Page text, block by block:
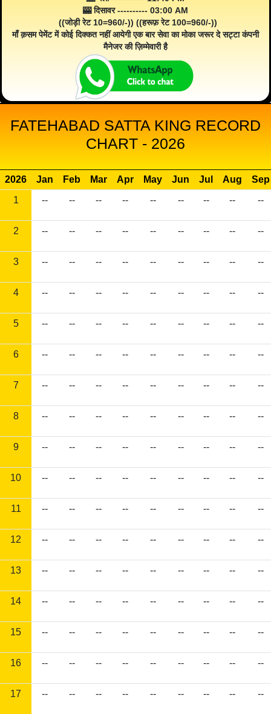
🎰 दिसावर ---------- 03:00 AM
((जोड़ी रेट 10=960/-)) ((हरूफ़ रेट 100=960/-))
माँ क़सम पेमेंट में कोई दिक्कत नहीं आयेगी एक बार सेवा का मोका जरूर दे सट्टा कंपनी
मैनेजर की ज़िम्मेवारी है
FATEHABAD SATTA KING RECORD
CHART - 2026
2026 Jan Feb Mar Apr May Jun Jul Aug
Sep
1
-- -- -- -- -- -- -- -- --
2 -- -- -- -- -- -- -- -- --
3 -- -- -- -- -- -- -- -- --
4 -- -- -- -- -- -- -- -- --
5 -- -- -- -- -- -- -- -- --
6 -- -- -- -- -- -- -- -- --
7 -- -- -- -- -- -- -- -- --
8 -- -- -- -- -- -- -- -- --
9 -- -- -- -- -- -- -- -- --
10 -- -- -- -- -- -- -- -- --
11 -- -- -- -- -- -- -- -- --
12 -- -- -- -- -- -- -- -- --
13 -- -- -- -- -- -- -- -- --
14 -- -- -- -- -- -- -- -- --
15 -- -- -- -- -- -- -- -- --
16 -- -- -- -- -- -- -- -- --
17 -- -- -- -- -- -- -- -- --